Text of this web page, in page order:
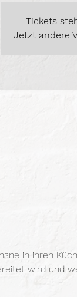
Tickets
Jetzt andere
in ihren
wird und